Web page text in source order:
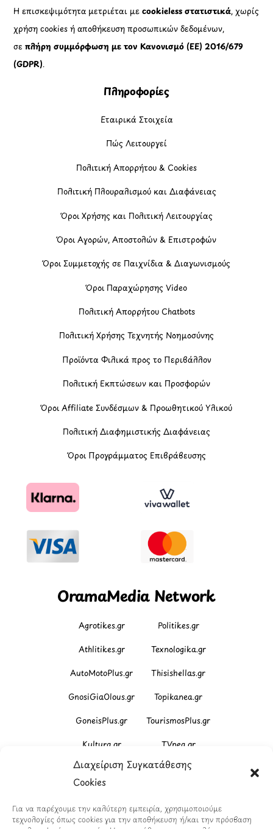
Διαχείριση Συγκατάθεσης
Cookies
Για να παρέχουμε την καλύτερη εμπειρία, χρησιμοποιούμε
τεχνολογίες όπως cookies για την αποθήκευση ή/και την πρόσβαση
Η επισκεψιμότητα μετριέται μεcookieless στατιστικά, χωρίς
χρήση cookies ή αποθήκευση προσωπικών δεδομένων,
σεπλήρη συμμόρφωση με τον Κανονισμό (ΕΕ) 2016/679
(GDPR).
Πληροφορίες
Εταιρικά Στοιχεία
Πώς Λειτουργεί
Πολιτική Απορρήτου & Cookies
Πολιτική Πλουραλισμού και Διαφάνειας
Όροι Χρήσης και Πολιτική Λειτουργίας
Όροι Αγορών, Αποστολών & Επιστροφών
Όροι Συμμετοχής σε Παιχνίδια & Διαγωνισμούς
Όροι Παραχώρησης Video
Πολιτική Απορρήτου Chatbots
Πολιτική Χρήσης Τεχνητής Νοημοσύνης
Προϊόντα Φιλικά προς το Περιβάλλον
Πολιτική Εκπτώσεων και Προσφορών
Όροι Affiliate Συνδέσμων & Προωθητικού Υλικού
Πολιτική Διαφημιστικής Διαφάνειας
Όροι Προγράμματος Επιβράβευσης
OramaMedia Network
Agrotikes.gr Politikes.gr
Athlitikes.gr Texnologika.gr
AutoMotoPlus.gr Thisishellas.gr
GnosiGiaOlous.gr Topikanea.gr
GoneisPlus.gr TourismosPlus.gr
Kultura.gr TVnea.gr
Loatki.gr Upnow.gr
ModernaGynaika.gr Xristianika.gr